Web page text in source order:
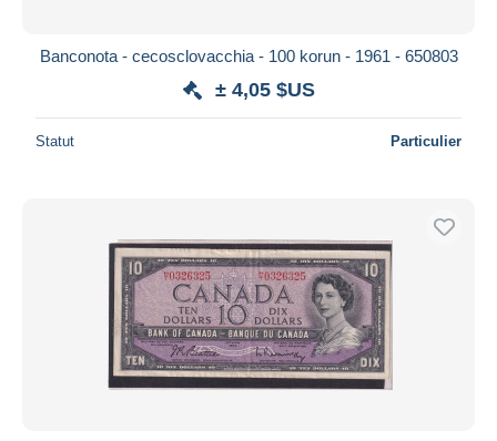
Banconota - cecosclovacchia - 100 korun - 1961 - 650803
± 4,05 $US
Statut Particulier